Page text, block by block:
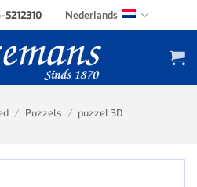
5212310 Nederlands
/ Puzzels / puzzel 3D